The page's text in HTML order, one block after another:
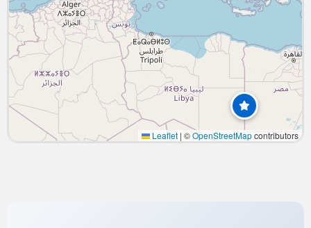
Leaflet | ©OpenStreetMapcontributors